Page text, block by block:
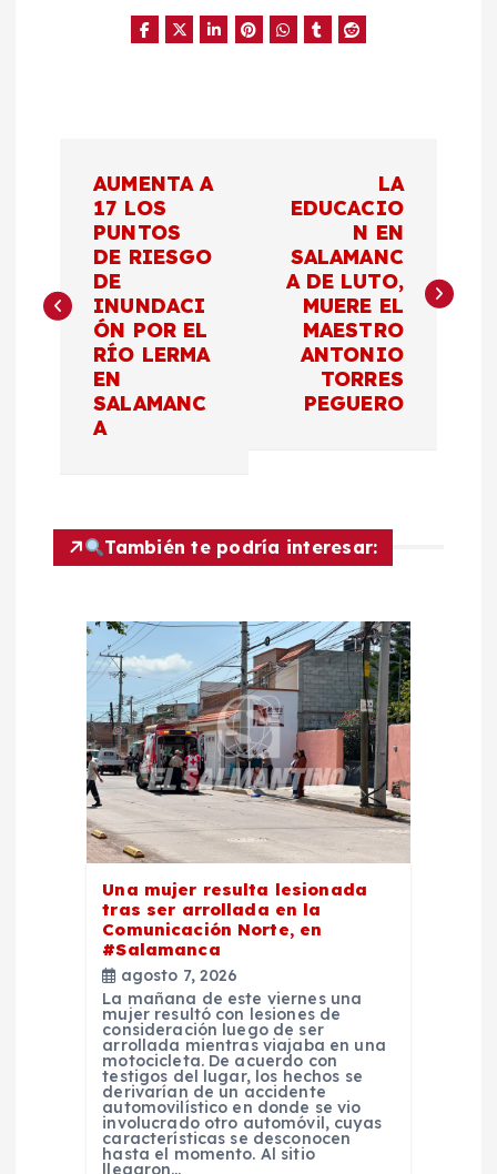
e
AUMENTA A
17 LOS
PUNTOS
DE RIESGO
DE
INUNDACI
ÓN POR EL
RÍO LERMA
EN
SALAMANC
A
LA
EDUCACIO
N EN
SALAMANC
A DE LUTO,
MUERE EL
MAESTRO
ANTONIO
TORRES
PEGUERO
También te podría interesar:
Una mujer resulta lesionada
tras ser arrollada en la
Comunicación Norte, en
#Salamanca
agosto 7, 2026
La mañana de este viernes una
mujer resultó con lesiones de
consideración luego de ser
arrollada mientras viajaba en una
motocicleta. De acuerdo con
testigos del lugar, los hechos se
derivarían de un accidente
automovilístico en donde se vio
involucrado otro automóvil, cuyas
características se desconocen
hasta el momento. Al sitio
llegaron…